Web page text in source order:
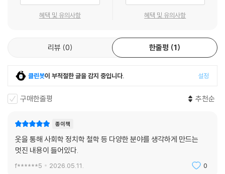
또한, 패션이 예술과 만나는 지점도 집요하게 탐구한다. 미술관과 박물관
되고, 언제 ‘상품’으로 남는지. 특히 샤넬이라는 이름이 갖는 상징성과 평가
의 구조, 패션을 설명하는 언어와 비평의 문제를 다루는 장에서는, 패션을
둘러싼 담론이 얼마나 사회적 합의와 권력에 의해 형성되는지도 드러내 보
여준다. 이는 패션뿐 아니라 현대 예술 전반을 이해하는 데 유용하다
책의 후반부는 패션과 노동, 특히 여성 노동의 문제로 시선을 확장한다. ‘바
산의 역사와 젠더 문제를 짚으며, 패션이 결코 가벼운 주제가 아님을 다시
를 분석함으로써, 패션이 근대화와 어떤 방식으로 결합했는지도 보여준다.
이는 한국 독자에게도 식민지 근대와 문화 수용의 문제를 떠올리게 하는
대목이다.
혜택 및 유의사항 혜택 및 유의사항
리뷰 0 한줄평 1
클린봇이 부적절한 글을 감지 중입니다. 설정
구매한줄평 추천순
종이책
옷을 통해 사회학 정치학 철학 등 다양한 분야를 생각하게 만드는
멋진 내용이 들어있다.
f******5 2026.05.11. 0